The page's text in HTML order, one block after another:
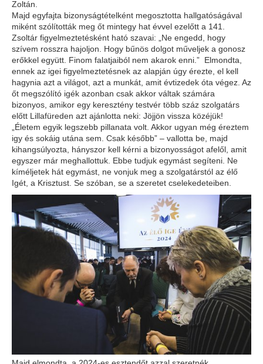
Zoltán.
Majd egyfajta bizonyságtételként megosztotta hallgatóságával
miként szólították meg őt mintegy hat évvel ezelőtt a 141.
Zsoltár figyelmeztetésként ható szavai: „Ne engedd, hogy
szívem rosszra hajoljon. Hogy bűnös dolgot műveljek a gonosz
erőkkel együtt. Finom falatjaiból nem akarok enni.” Elmondta,
ennek az igei figyelmeztetésnek az alapján úgy érezte, el kell
hagynia azt a világot, azt a munkát, amit évtizedek óta végez. Az
őt megszólító igék azonban csak akkor váltak számára
bizonyos, amikor egy keresztény testvér több száz szolgatárs
előtt Lillafüreden azt ajánlotta neki: Jöjjön vissza közéjük!
„Életem egyik legszebb pillanata volt. Akkor ugyan még éreztem
igy és sokáig utána sem. Csak később” – vallotta be, majd
kihangsúlyozta, hányszor kell kérni a bizonyosságot afelől, amit
egyszer már meghallottuk. Ebbe tudjuk egymást segíteni. Ne
kíméljetek hát egymást, ne vonjuk meg a szolgatárstól az élő
Igét, a Krisztust. Se szóban, se a szeretet cselekedeteiben.